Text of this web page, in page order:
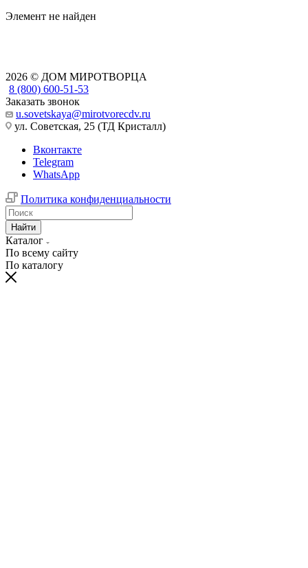
Элемент не найден
2026 © ДОМ МИРОТВОРЦА
8 (800) 600-51-53
Заказать звонок
u.sovetskaya@mirotvorecdv.ru
ул. Советская, 25 (ТД Кристалл)
Вконтакте
Telegram
WhatsApp
Политика конфиденциальности
Найти
Каталог
По всему сайту
По каталогу